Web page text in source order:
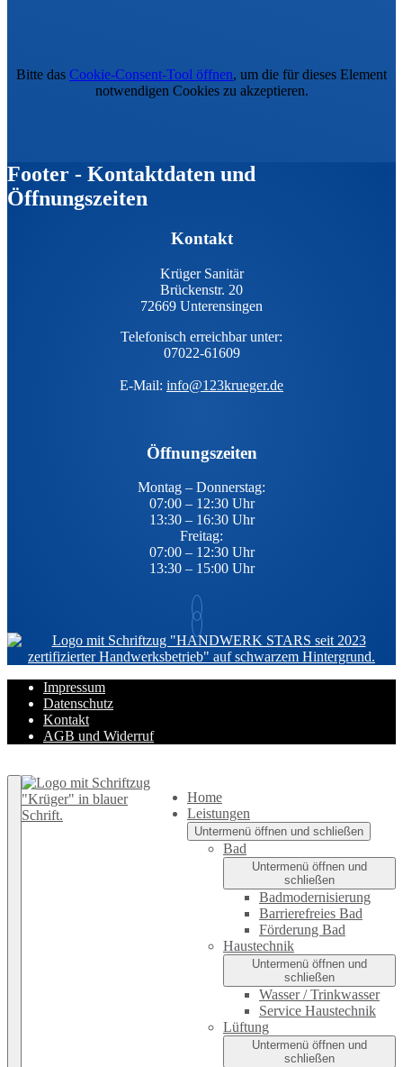
Bitte das Cookie-Consent-Tool öffnen, um die für dieses Element
notwendigen Cookies zu akzeptieren.
Footer - Kontaktdaten und
Öffnungszeiten
Kontakt
Krüger Sanitär
Brückenstr. 20
72669 Unterensingen
Telefonisch erreichbar unter:
07022-61609
E-Mail: info@123krueger.de
Öffnungszeiten
Montag – Donnerstag:
07:00 – 12:30 Uhr
13:30 – 16:30 Uhr
Freitag:
07:00 – 12:30 Uhr
13:30 – 15:00 Uhr
Impressum
Datenschutz
Kontakt
AGB und Widerruf
Home
Leistungen
Untermenü öffnen und schließen
Bad
Untermenü öffnen und
schließen
Badmodernisierung
Barrierefreies Bad
Förderung Bad
Haustechnik
Untermenü öffnen und
schließen
Wasser / Trinkwasser
Service Haustechnik
Lüftung
Untermenü öffnen und
schließen